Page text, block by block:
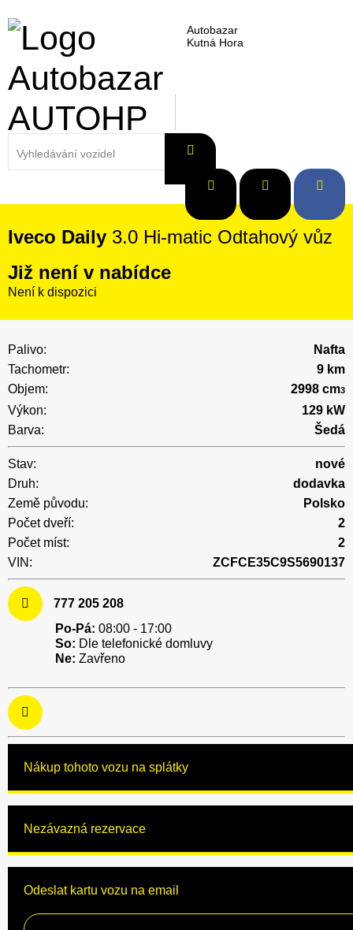
Autobazar
Kutná Hora
Iveco Daily 3.0 Hi-matic Odtahový vůz
Již není v nabídce
Není k dispozici
Palivo:
Nafta
Tachometr:
9 km
Objem:
2998 cm3
Výkon:
129 kW
Barva:
Šedá
Stav:
nové
Druh:
dodavka
Země původu:
Polsko
Počet dveří:
2
Počet míst:
2
VIN:
ZCFCE35C9S5690137
777 205 208
Po-Pá: 08:00 - 17:00
So: Dle telefonické domluvy
Ne: Zavřeno
Nákup tohoto vozu na splátky
Nezávazná rezervace
Odeslat kartu vozu na email